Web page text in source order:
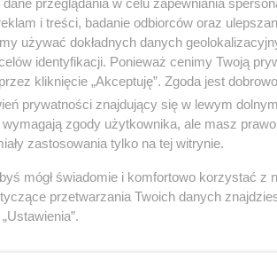
o całym mieście. - Z
pracy - to ktoś musi zostać
i treści, badanie odbiorców oraz
używać dokładnych danych
identyfikacji. Ponieważ cenimy Twoją
kliknięcie „Akceptuję”. Zgoda jest
prywatności znajdujący się w lewym
zgody użytkownika, ale masz
zastosowania tylko na tej witrynie.
mógł świadomie i komfortowo korzystać z
przetwarzania Twoich danych